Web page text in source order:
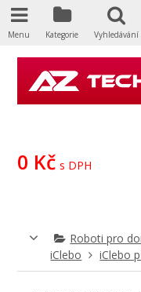
0 Kč s DPH
Roboti pro
iClebo
iClebo
Menu Kategorie Vyhledávání